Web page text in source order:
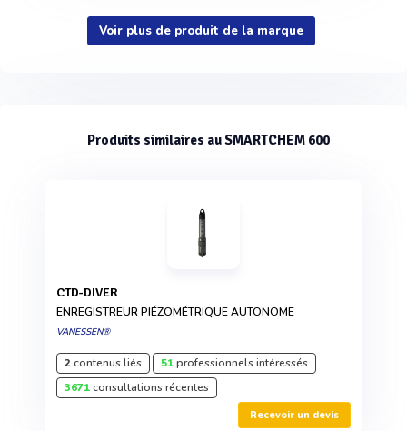
Voir plus de produit de la marque
Produits similaires au SMARTCHEM 600
CTD-DIVER
ENREGISTREUR PIÉZOMÉTRIQUE AUTONOME
VANESSEN®
2contenus liés 51professionnels intéressés
3671consultations récentes
Recevoir un devis